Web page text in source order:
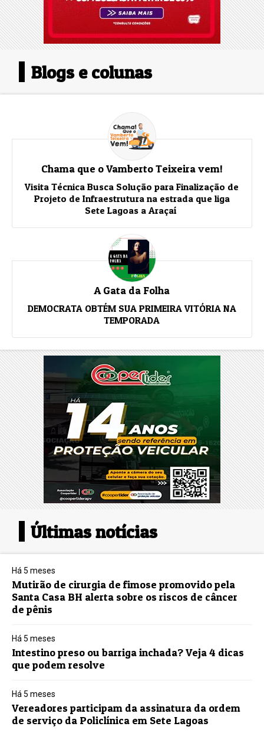
Blogs e colunas
Chama que o Vamberto Teixeira vem!
Visita Técnica Busca Solução para Finalização de
Projeto de Infraestrutura na estrada que liga
Sete Lagoas a Araçaí
A Gata da Folha
DEMOCRATA OBTÉM SUA PRIMEIRA VITÓRIA NA
TEMPORADA
Últimas notícias
Há 5 meses
Mutirão de cirurgia de fimose promovido pela
Santa Casa BH alerta sobre os riscos de câncer
de pênis
Há 5 meses
Intestino preso ou barriga inchada? Veja 4 dicas
que podem resolve
Há 5 meses
Vereadores participam da assinatura da ordem
de serviço da Policlínica em Sete Lagoas